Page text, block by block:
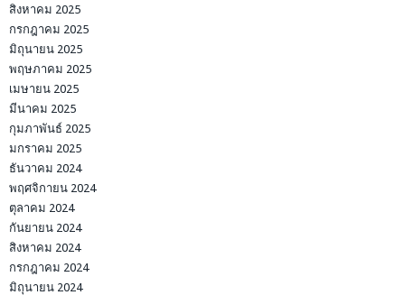
สิงหาคม 2025
กรกฎาคม 2025
มิถุนายน 2025
พฤษภาคม 2025
เมษายน 2025
มีนาคม 2025
กุมภาพันธ์ 2025
มกราคม 2025
ธันวาคม 2024
พฤศจิกายน 2024
ตุลาคม 2024
กันยายน 2024
สิงหาคม 2024
กรกฎาคม 2024
มิถุนายน 2024